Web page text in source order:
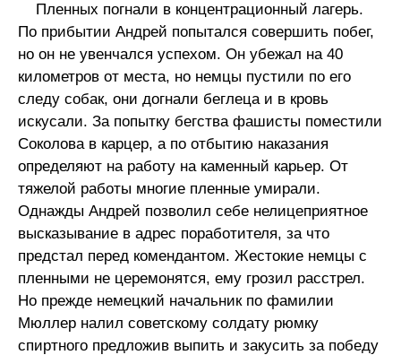
Пленных погнали в концентрационный лагерь.
По прибытии Андрей попытался совершить побег,
но он не увенчался успехом. Он убежал на 40
километров от места, но немцы пустили по его
следу собак, они догнали беглеца и в кровь
искусали. За попытку бегства фашисты поместили
Соколова в карцер, а по отбытию наказания
определяют на работу на каменный карьер. От
тяжелой работы многие пленные умирали.
Однажды Андрей позволил себе нелицеприятное
высказывание в адрес поработителя, за что
предстал перед комендантом. Жестокие немцы с
пленными не церемонятся, ему грозил расстрел.
Но прежде немецкий начальник по фамилии
Мюллер налил советскому солдату рюмку
спиртного предложив выпить и закусить за победу